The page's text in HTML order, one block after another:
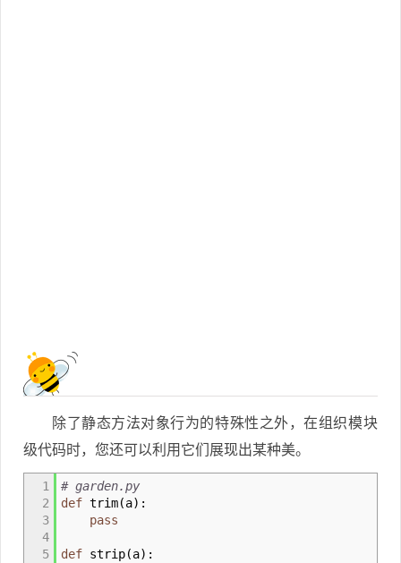
除了静态方法对象行为的特殊性之外，在组织模块
级代码时，您还可以利用它们展现出某种美。
1
2
3
4
5
# garden.py
def trim(a) :
pass
def strip(a) :